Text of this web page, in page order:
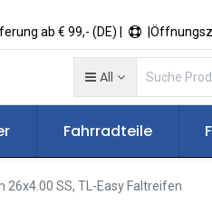
ab € 99,- (DE) |
All
Fahrradteile
SS, TL-Easy Faltreifen